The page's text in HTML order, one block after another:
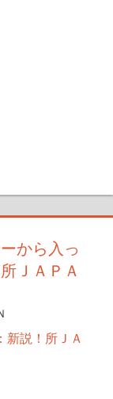
から入っ
ＪＡＰＡ